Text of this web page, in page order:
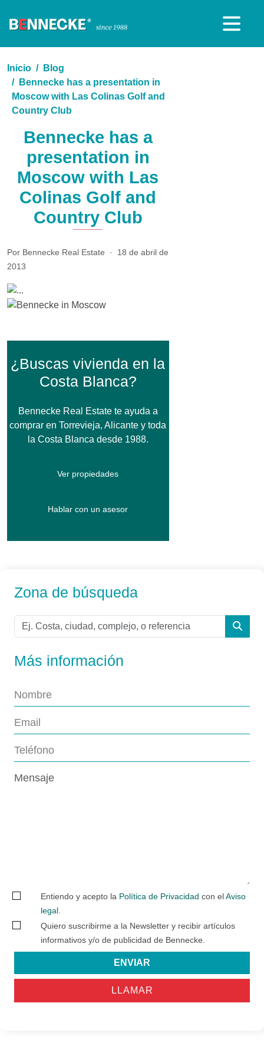
Inicio
Blog
Bennecke has a presentation in
Moscow with Las Colinas Golf and
Country Club
Bennecke has a
presentation in
Moscow with Las
Colinas Golf and
Country Club
Por Bennecke Real Estate · 18 de abril de
2013
¿Buscas vivienda en la
Costa Blanca?
Bennecke Real Estate te ayuda a
comprar en Torrevieja, Alicante y toda
la Costa Blanca desde 1988.
Ver propiedades
Hablar con un asesor
Zona de búsqueda
Más información
Entiendo y acepto la Política de Privacidad con elAviso
legal
Quiero suscribirme a la Newsletter y recibir artículos
informativos y/o de publicidad de Bennecke.
ENVIAR
LLAMAR